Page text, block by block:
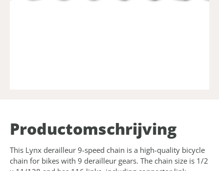
Product­omschrijving
This Lynx derailleur 9-speed chain is a high-quality bicycle
chain for bikes with 9 derailleur gears. The chain size is 1/2